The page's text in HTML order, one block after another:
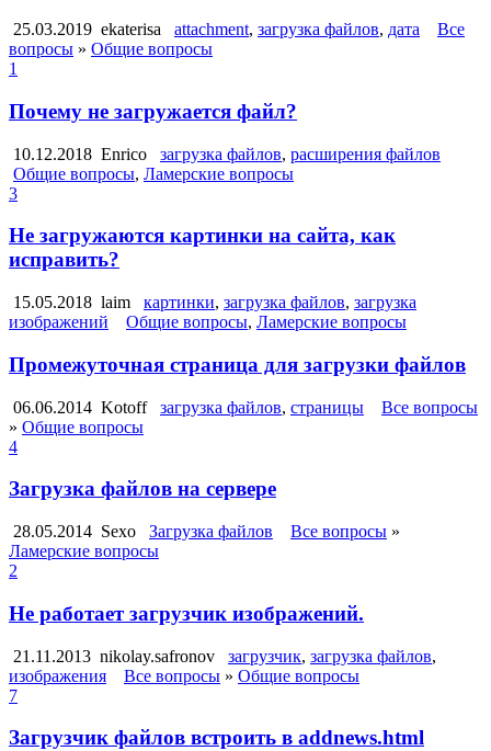
25.03.2019 ekaterisa attachment, загрузка файлов, дата
Все
вопросы » Общие вопросы
1
Почему не загружается файл?
10.12.2018 Enrico загрузка файлов, расширения файлов
Общие вопросы, Ламерские вопросы
3
Не загружаются картинки на сайта, как
исправить?
15.05.2018 laim картинки, загрузка файлов, загрузка
изображений
Общие вопросы, Ламерские вопросы
Промежуточная страница для загрузки файлов
06.06.2014 Kotoff загрузка файлов, страницы
Все вопросы
» Общие вопросы
4
Загрузка файлов на сервере
28.05.2014 Sexo Загрузка файлов Все вопросы »
Ламерские вопросы
2
Не работает загрузчик изображений.
21.11.2013 nikolay.safronov загрузчик, загрузка файлов,
изображения
Все вопросы » Общие вопросы
7
Загрузчик файлов встроить в addnews.html